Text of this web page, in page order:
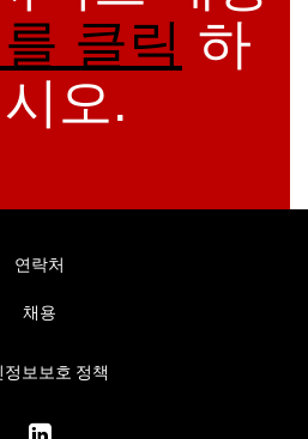
클릭 하
오.
연락처
채용
정보보호 정책